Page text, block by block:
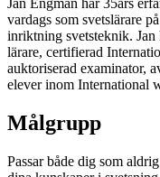
Jan Engman har 35års
vardags som svetslärare
inriktning svetsteknik. Jan
lärare, certifierad
auktoriserad examinator,
elever inom International
Målgrupp
Passar både dig som